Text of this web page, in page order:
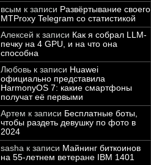
всым к записи Развёртывание своего
MTProxy Telegram со статистикой
Алексей к записи Как я собрал LLM-
печку на 4 GPU, и на что она
способна
Любовь к записи Huawei
официально представила
HarmonyOS 7: какие смартфоны
получат её первыми
Артем к записи Бесплатные боты,
чтобы раздеть девушку по фото в
2024
sasha к записи Майнинг биткоинов
на 55-летнем ветеране IBM 1401